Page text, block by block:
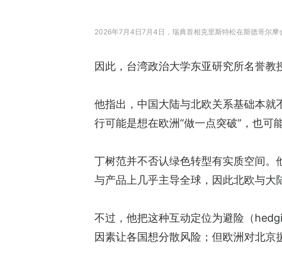
2026年7月4日7月4日，瑞典首相克里斯特松在斯德哥尔摩
因此，台湾政治大学东亚研究所名誉教
他指出，中国大陆与北欧关系基础本
行可能是想在欧洲“做一点突破”，也可
丁树范并不否认绿色转型有实质空间
与产品上几乎主导全球，因此北欧与大
不过，他把这种互动定位为避险（
因素让各国想分散风险；但欧洲对北京